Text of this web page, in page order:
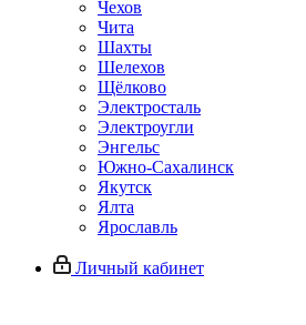
Чехов
Чита
Шахты
Шелехов
Щёлково
Электросталь
Электроугли
Энгельс
Южно-Сахалинск
Якутск
Ялта
Ярославль
Личный кабинет